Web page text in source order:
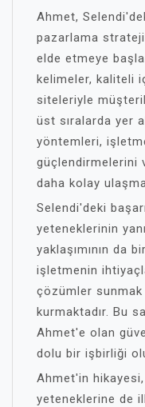
Ahmet,
pazarlama
elde etmeye
kelimeler, kaliteli
siteleriyle
üst sıralarda yer
yöntemleri,
güçlendirmelerini
daha kolay
Selendi'deki
yeteneklerinin
yaklaşımının da
işletmenin
çözümler
kurmaktadır. Bu
Ahmet'e olan
dolu bir işbirliği
Ahmet'in
yeteneklerine de